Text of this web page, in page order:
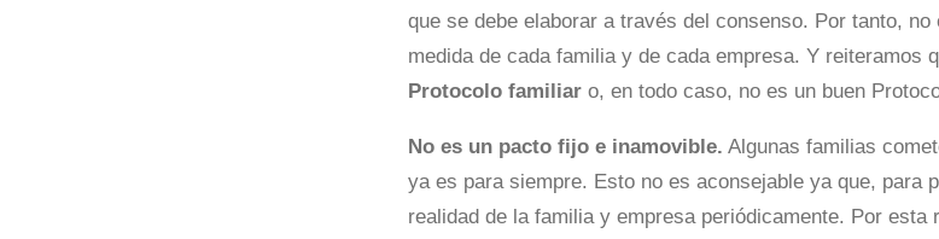
que se debe elaborar a través del consenso. Por tanto,
medida de cada familia y de cada empresa. Y reiteramos
Protocolo familiaro, en todo caso, no es un buen
No es un pacto fijo e inamovible. Algunas familias
ya es para siempre. Esto no es aconsejable ya que, para
realidad de la familia y empresa periódicamente. Por